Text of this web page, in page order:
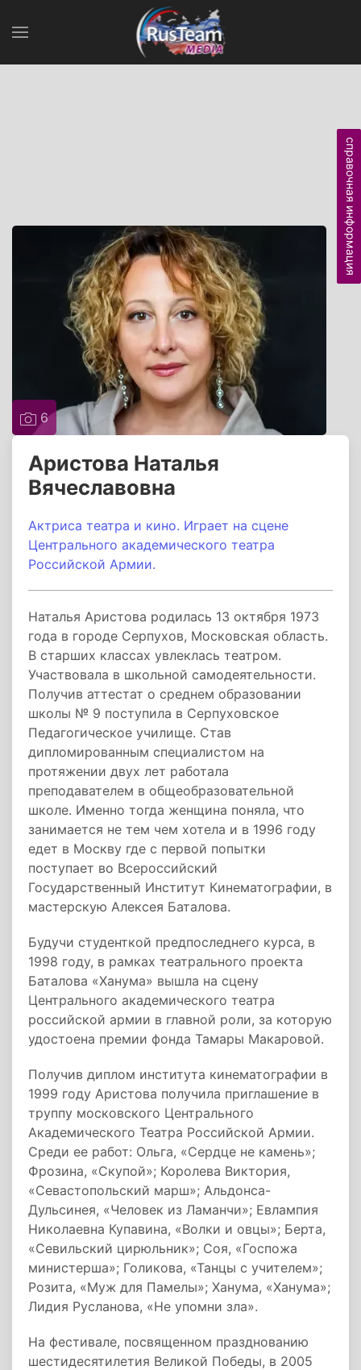
6
Аристова Наталья
Вячеславовна
Актриса театра и кино. Играет на сцене
Центрального академического театра
Российской Армии.
Наталья Аристова родилась 13 октября 1973
года в городе Серпухов, Московская область.
В старших классах увлеклась театром.
Участвовала в школьной самодеятельности.
Получив аттестат о среднем образовании
школы № 9 поступила в Серпуховское
Педагогическое училище. Став
дипломированным специалистом на
протяжении двух лет работала
преподавателем в общеобразовательной
школе. Именно тогда женщина поняла, что
занимается не тем чем хотела и в 1996 году
едет в Москву где с первой попытки
поступает во Всероссийский
Государственный Институт Кинематографии, в
мастерскую Алексея Баталова.
Будучи студенткой предпоследнего курса, в
1998 году, в рамках театрального проекта
Баталова «Ханума» вышла на сцену
Центрального академического театра
российской армии в главной роли, за которую
удостоена премии фонда Тамары Макаровой.
Получив диплом института кинематографии в
1999 году Аристова получила приглашение в
труппу московского Центрального
Академического Театра Российской Армии.
Среди ее работ: Ольга, «Сердце не камень»;
Фрозина, «Скупой»; Королева Виктория,
«Севастопольский марш»; Альдонса-
Дульсинея, «Человек из Ламанчи»; Евлампия
Николаевна Купавина, «Волки и овцы»; Берта,
«Севильский цирюльник»; Соя, «Госпожа
министерша»; Голикова, «Танцы с учителем»;
Розита, «Муж для Памелы»; Ханума, «Ханума»;
Лидия Русланова, «Не упомни зла».
На фестивале, посвященном празднованию
шестидесятилетия Великой Победы, в 2005
справочная информация